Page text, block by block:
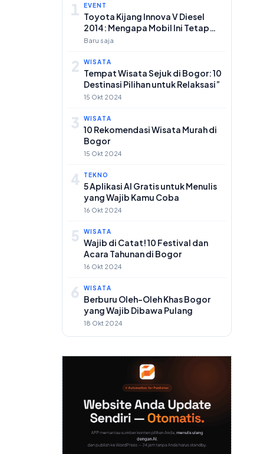
1 EVENT
Toyota Kijang Innova V Diesel
2014: Mengapa Mobil Ini Tetap
Populer di Pasar Mobil Bekas
Baru saja
2 WISATA
Tempat Wisata Sejuk di Bogor: 10
Destinasi Pilihan untuk Relaksasi”
15 Okt 2024
3 WISATA
10 Rekomendasi Wisata Murah di
Bogor
15 Okt 2024
4 TEKNO
5 Aplikasi AI Gratis untuk Menulis
yang Wajib Kamu Coba
16 Okt 2024
5 WISATA
Wajib di Catat! 10 Festival dan
Acara Tahunan di Bogor
16 Okt 2024
6 WISATA
Berburu Oleh-Oleh Khas Bogor
yang Wajib Dibawa Pulang
18 Okt 2024